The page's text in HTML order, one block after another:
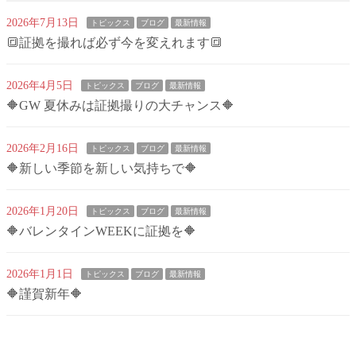
2026年7月13日 トピックス ブログ 最新情報
🔳証拠を撮れば必ず今を変えれます🔳
2026年4月5日 トピックス ブログ 最新情報
🔶GW 夏休みは証拠撮りの大チャンス🔶
2026年2月16日 トピックス ブログ 最新情報
🔶新しい季節を新しい気持ちで🔶
2026年1月20日 トピックス ブログ 最新情報
🔶バレンタインWEEKに証拠を🔶
2026年1月1日 トピックス ブログ 最新情報
🔶謹賀新年🔶